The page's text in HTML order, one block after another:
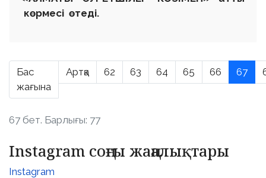
көрмесі өтеді.
Бас
жағына
Артқа 62 63 64 65 66 67
67 бет. Барлығы: 77
Instagram соңғы жаңалықтары
Instagram